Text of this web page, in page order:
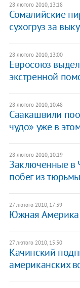
28 лютого 2010, 13:18
Сомалийские
сухогруз за
28 лютого 2010, 13:00
Евросоюз
экстренной
28 лютого 2010, 10:48
Саакашвили
чудо» уже в
28 лютого 2010, 10:19
Заключенные в
побег из тюрьмы
27 лютого 2010, 17:39
Южная Америка
27 лютого 2010, 15:30
Качинский
американских